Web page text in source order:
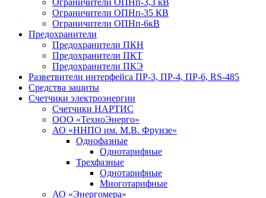
Ограничители ОПНп-3,3 кВ
Ограничители ОПНп-35 КВ
Ограничители ОПНп-6кВ
Предохранители
Предохранители ПКН
Предохранители ПКТ
Предохранители ПКЭ
Разветвители интерфейса ПР-3, ПР-4, ПР-6, RS-485
Средства защиты
Счетчики электроэнергии
Счетчики НАРТИС
ООО «ТехноЭнерго»
АО «ННПО им. М.В. Фрунзе»
Однофазные
Однотарифные
Трехфазные
Однотарифные
Многотарифные
АО «Энергомера»